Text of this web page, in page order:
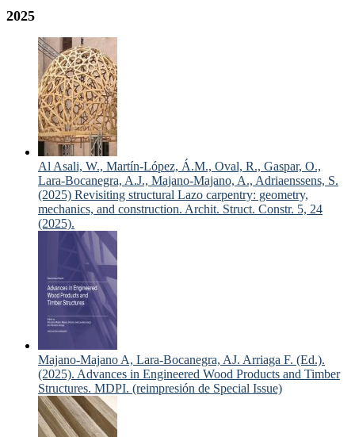
2025
Al Asali, W., Martín-López, Á.M., Oval, R., Gaspar, O.,
Lara-Bocanegra, A.J., Majano-Majano, A., Adriaenssens, S.
(2025) Revisiting structural Lazo carpentry: geometry,
mechanics, and construction. Archit. Struct. Constr. 5, 24
(2025).
Majano-Majano A, Lara-Bocanegra, AJ. Arriaga F. (Ed.).
(2025). Advances in Engineered Wood Products and Timber
Structures. MDPI. (reimpresión de Special Issue)